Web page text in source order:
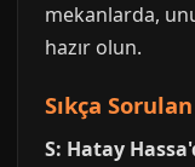
mekanlarda,
hazır olun.
Sıkça
S: Hatay